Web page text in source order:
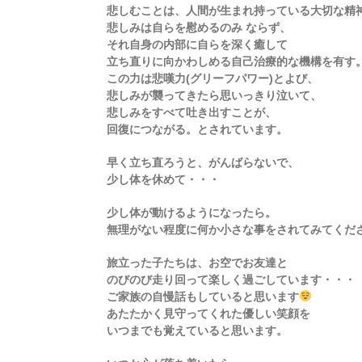
悲しむことは、人間が生まれ持っている大切な精
悲しみは自らを慰めるのみ ならず、
それ自身の内部に自らを深く癒して
立ち直りに向かわしめる自己治療的な機構を有す。
この力は悲嘆力(グリーフパワー)とよび、
悲しみが襲ってきたら思いっきり泣いて、
悲しみをすべて吐き出すことが、
回復につながる。とされています。
早く立ち直ろうと、がんばらないで、
少し体を休めて・・・
少し体が動けるようになったら。
無理がない程度に何か小さな事をされてみてくだ
旅立った子たちは、お空でお友達と
のびのび走り回って楽しく過ごしています・・・
ご家族の自慢話もしていると思います
あたたかく見守ってくれた優しい笑顔を
いつまでも覚えていると思います。